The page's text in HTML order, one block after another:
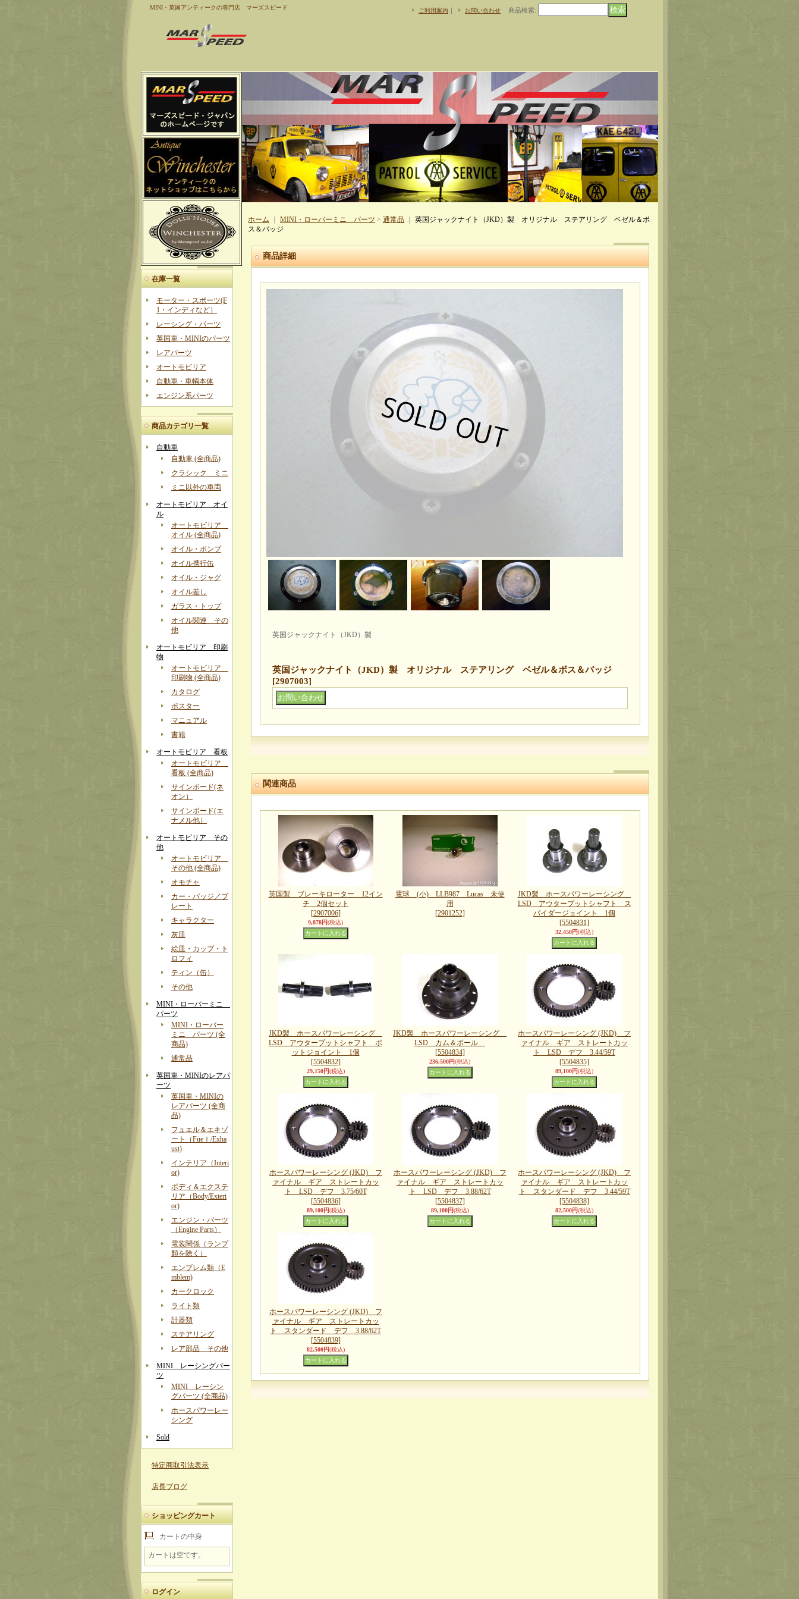
MINI・英国アンティークの専門店 マーズスピード ご利用案内 ｜ お問い合わせ 商品検索:
在庫一覧
モーター・スポーツ(F
1・インディなど）
レーシング・パーツ
英国車・MINIのパーツ
レアパーツ
オートモビリア
自動車・車輌本体
エンジン系パーツ
商品カテゴリ一覧
自動車
自動車 (全商品)
クラシック ミニ
ミニ以外の車両
オートモビリア オイ
ル
オートモビリア
オイル (全商品)
オイル・ポンプ
オイル携行缶
オイル・ジャグ
オイル差し
ガラス・トップ
オイル関連 その
他
オートモビリア 印刷
物
オートモビリア
印刷物 (全商品)
カタログ
ポスター
マニュアル
書籍
オートモビリア 看板
オートモビリア
看板 (全商品)
サインボード(ネ
オン）
サインボード(エ
ナメル他）
オートモビリア その
他
オートモビリア
その他 (全商品)
オモチャ
カー・バッジ／プ
レート
キャラクター
灰皿
絵皿・カップ・ト
ロフィ
ティン（缶）
その他
MINI・ローバーミニ
パーツ
MINI・ローバー
ミニ パーツ (全
商品)
通常品
英国車・MINIのレアパ
ーツ
英国車・MINIの
レアパーツ (全商
品)
フュエル＆エキゾ
ート（Fueｌ/Exha
ust)
インテリア（Interi
or)
ボディ＆エクステ
リア（Body/Exteri
or)
エンジン・パーツ
（Engine Parts）
電装関係（ランプ
類を除く）
エンブレム類（E
mblem)
カークロック
ライト類
計器類
ステアリング
レア部品 その他
MINI レーシングパー
ツ
MINI レーシン
グパーツ (全商品)
ホースパワーレー
シング
Sold
特定商取引法表示
店長ブログ
ショッピングカート
カートの中身
カートは空です。
ログイン
ホーム MINI・ローバーミニ パーツ > 通常品
英国ジャックナイト（JKD）製 オリジナル ステアリング ベゼル＆ボ
ス＆バッジ
商品詳細
英国ジャックナイト（JKD）製
英国ジャックナイト（JKD）製 オリジナル ステアリング ベゼル＆ボス＆バッジ
[2907003]
関連商品
英国製 ブレーキローター 12イン
チ 2個セット
[2907006]
9,878円(税込)
電球 (小) LLB987 Lucas 未使
用
[2901252]
JKD製 ホースパワーレーシング
LSD アウタープットシャフト ス
パイダージョイント 1個
[5504831]
32,450円(税込)
JKD製 ホースパワーレーシング
LSD アウタープットシャフト ポ
ットジョイント 1個
[5504832]
29,150円(税込)
JKD製 ホースパワーレーシング
LSD カム＆ポール
[5504834]
236,500円(税込)
ホースパワーレーシング (JKD) フ
ァイナル ギア ストレートカッ
ト LSD デフ 3.44/59T
[5504835]
89,100円(税込)
ホースパワーレーシング (JKD) フ
ァイナル ギア ストレートカッ
ト LSD デフ 3.75/60T
[5504836]
89,100円(税込)
ホースパワーレーシング (JKD) フ
ァイナル ギア ストレートカッ
ト LSD デフ 3.88/62T
[5504837]
89,100円(税込)
ホースパワーレーシング (JKD) フ
ァイナル ギア ストレートカッ
ト スタンダード デフ 3.44/59T
[5504838]
82,500円(税込)
ホースパワーレーシング (JKD) フ
ァイナル ギア ストレートカッ
ト スタンダード デフ 3.88/62T
[5504839]
82,500円(税込)